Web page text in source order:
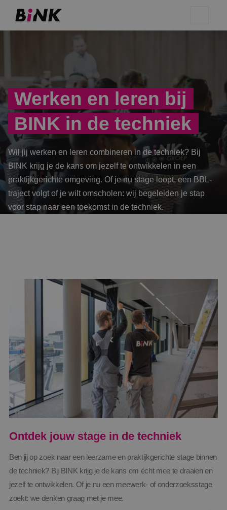
Werken en leren bij
BINK in de techniek
Wil jij werken en leren combineren in de techniek? Bij
BINK krijg je de kans om jezelf te ontwikkelen in een
praktijkgerichte omgeving. Of je nu stage loopt, een BBL-
traject volgt of je wilt omscholen: wij begeleiden je stap
voor stap naar een toekomst in de techniek.
Ontdek jouw stage in de techniek
Ben jij op zoek naar een leerzame en praktijkgerichte stage binnen
de techniek? Bij BINK krijg je de kans om écht mee te draaien en
jezelf te ontwikkelen. Of je nu een meewerk- of onderzoeksstage
zoekt: we denken graag met je mee.